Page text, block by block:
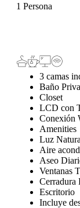
1 Persona
3 camas
Baño
Closet
LCD con
Conexión
Amenities
Luz
Aire
Aseo
Ventanas
Cerradura
Escritorio
Incluye